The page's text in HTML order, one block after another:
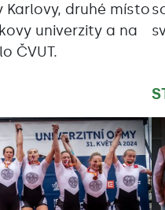
druhé místo
univerzity a na
ČVUT.